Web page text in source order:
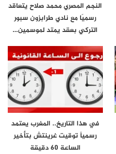
النجم المصري محمد صلاح يتعاقد
رسميًا مع نادي طرابزون سبور
التركي بعقد يمتد لموسمين…
في هذا التاريخ.. المغرب يعتمد
رسمياً توقيت غرينتش بتأخير
الساعة 60 دقيقة